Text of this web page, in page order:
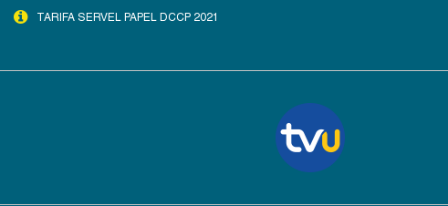
TARIFA SERVEL PAPEL DCCP 2021